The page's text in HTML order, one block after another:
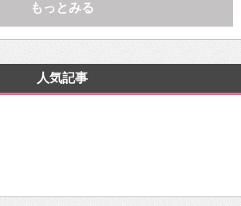
もっとみる
人気記事